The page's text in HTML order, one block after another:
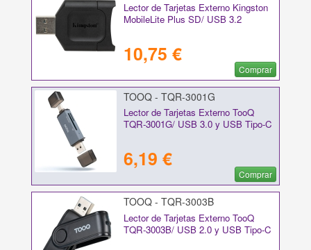
Lector de Tarjetas Externo Kingston
MobileLite Plus SD/ USB 3.2
10,75 €
Comprar
TOOQ - TQR-3001G
Lector de Tarjetas Externo TooQ
TQR-3001G/ USB 3.0 y USB Tipo-C
6,19 €
Comprar
TOOQ - TQR-3003B
Lector de Tarjetas Externo TooQ
TQR-3003B/ USB 2.0 y USB Tipo-C